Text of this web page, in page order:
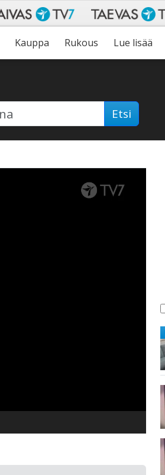
Kauppa Rukous Lue lisää
Etsi